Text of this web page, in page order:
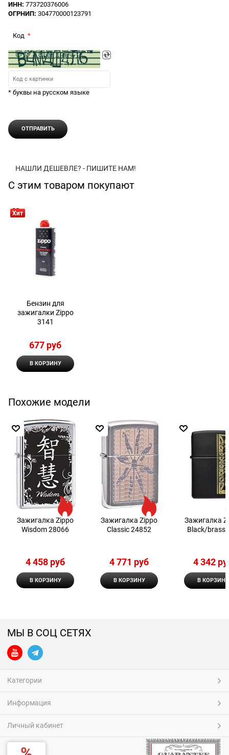
ИНН: 773720376006
ОГРНИП: 304770000123791
Код
* буквы на русском языке
НАШЛИ ДЕШЕВЛЕ? - ПИШИТЕ НАМ!
С этим товаром покупают
Хит
Бензин для
зажигалки Zippo
3141
677 руб
В КОРЗИНУ
Похожие модели
Зажигалка Zippo
Wisdom 28066
4 458 руб
В КОРЗИНУ
Зажигалка Zippo
Classic 24852
4 771 руб
В КОРЗИНУ
Зажигалка
Black/brass
4 342
В КОРЗИНУ
МЫ В СОЦ СЕТЯХ
Категории
Информация
Личный кабинет